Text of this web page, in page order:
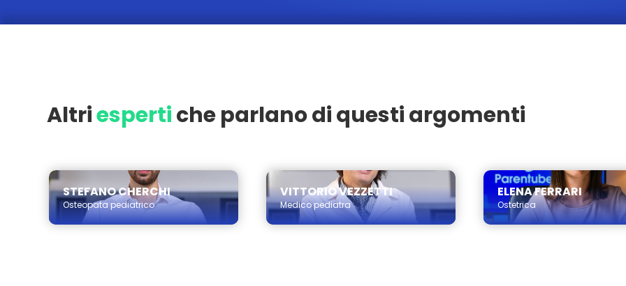
Altriespertiche parlano di questi argomenti
STEFANO CHERCHI
Osteopata pediatrico
Varedo
VITTORIO VEZZETTI
Medico pediatra
ELENA FERRARI
Ostetrica